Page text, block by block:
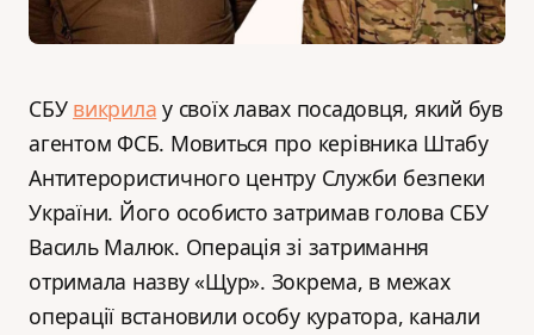
СБУ викрила у своїх лавах посадовця, який був
агентом ФСБ. Мовиться про керівника Штабу
Антитерористичного центру Служби безпеки
України. Його особисто затримав голова СБУ
Василь Малюк. Операція зі затримання
отримала назву «Щур». Зокрема, в межах
операції встановили особу куратора, канали